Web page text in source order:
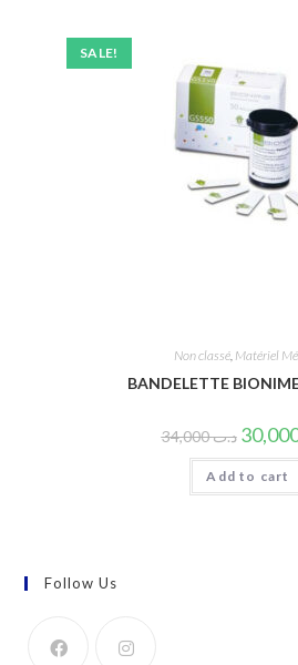
SALE!
Non classé, Matériel
BANDELETTE
د.ت34,000
Add to cart
Follow Us